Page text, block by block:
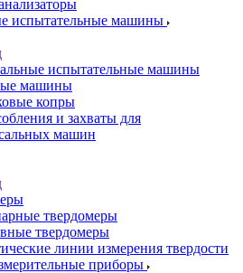
испытательные машины
испытательные машины
машины
копры
и захваты для
машин
твердомеры
твердомеры
линии измерения твердости
приборы